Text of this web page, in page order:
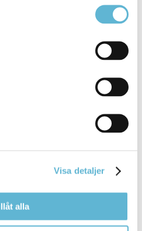
Visa detaljer
alla
där eleverna känner ...
möjlighet att successivt